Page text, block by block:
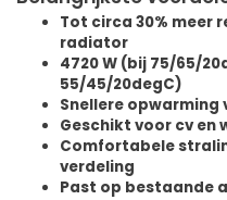
Tot circa 30% meer
radiator
4720 W (bij 75/65/
55/45/20degC)
Snellere opwarming
Geschikt voor cv en
Comfortabele
verdeling
Past op bestaande